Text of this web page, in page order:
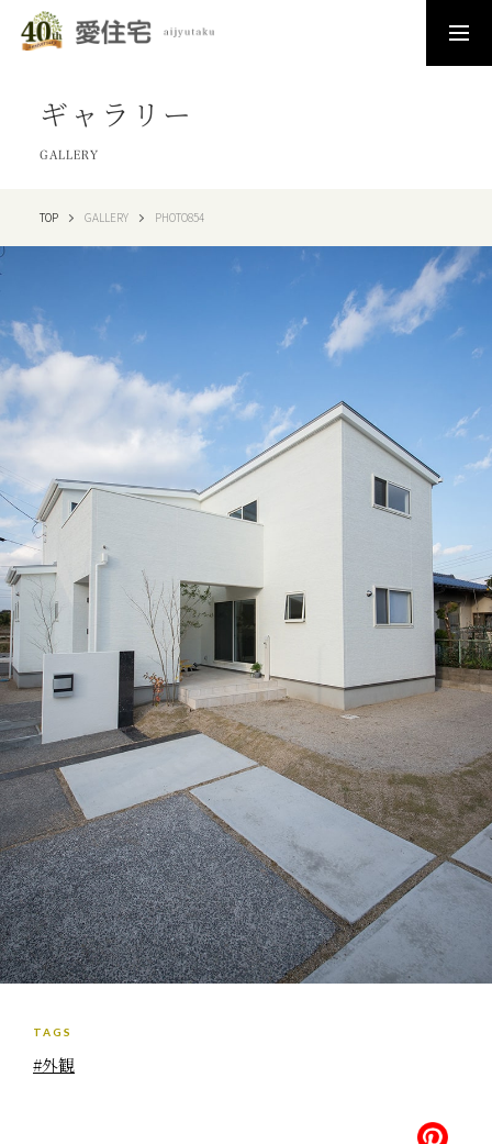
ギャラリー
GALLERY
TOP GALLERY PHOTO854
TAGS
#外観